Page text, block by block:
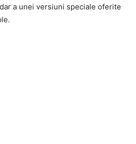
a unei versiuni speciale oferite